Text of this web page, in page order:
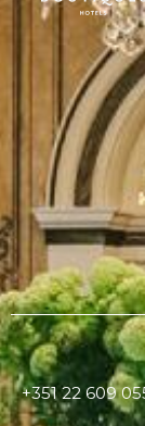
+351 22 609